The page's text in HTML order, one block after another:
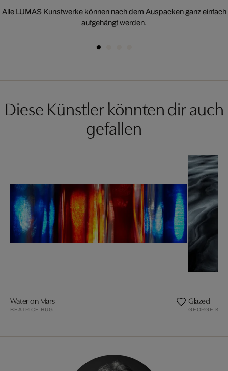
Alle LUMAS Kunstwerke können nach dem Auspacken ganz einfach
aufgehängt werden.
Diese Künstler könnten dir auch
gefallen
Water on Mars
BEATRICE HUG
Glazed
GEORGE